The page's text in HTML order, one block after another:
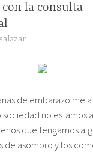
la consulta
de embarazo me
no estamos
que tengamos
de asombro y los